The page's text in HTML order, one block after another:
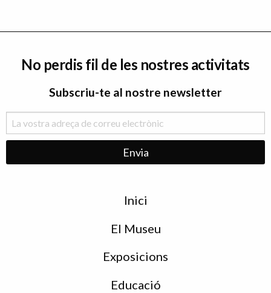
No perdis fil de les nostres activitats
Subscriu-te al nostre newsletter
Inici
El Museu
Exposicions
Educació